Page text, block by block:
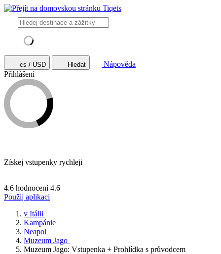
cs / USD Hledat
Nápověda
Přihlášení
Získej vstupenky rychleji
4.6 hodnocení 4.6
Použij aplikaci
v Itálii
Kampánie
Neapol
Muzeum Jago
Muzeum Jago: Vstupenka + Prohlídka s průvodcem